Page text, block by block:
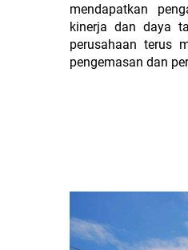
mendapatkan
kinerja dan daya
perusahaan terus
pengemasan dan